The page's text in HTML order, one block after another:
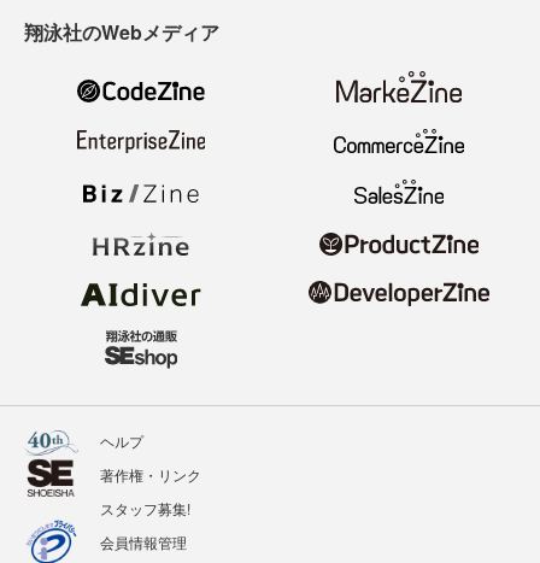
翔泳社のWebメディア
ヘルプ
著作権・リンク
スタッフ募集!
会員情報管理